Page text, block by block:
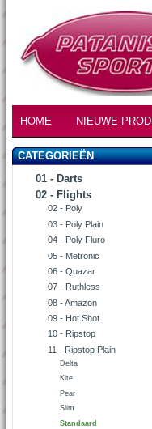
HOME NIEUWE
CATEGORIEËN
01 - Darts
02 - Flights
02 - Poly
03 - Poly Plain
04 - Poly Fluro
05 - Metronic
06 - Quazar
07 - Ruthless
08 - Amazon
09 - Hot Shot
10 - Ripstop
11 - Ripstop Plain
Delta
Kite
Pear
Slim
Standaard